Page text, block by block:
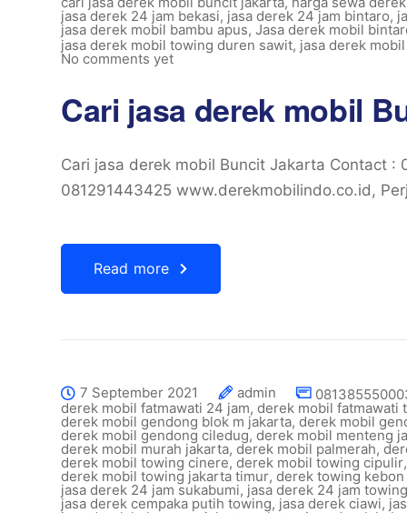
jasa derek 24 jam bekasi, jasa derek 24 jam bintaro,
jasa derek mobil bambu apus, Jasa derek mobil
jasa derek mobil towing duren sawit, jasa derek
No comments yet
Cari jasa derek mobil
Cari jasa derek mobil Buncit Jakarta Contact :
081291443425 www.derekmobilindo.co.id,
Read more
7 September 2021 admin
derek mobil fatmawati 24 jam, derek mobil fatmawati
derek mobil gendong blok m jakarta, derek mobil
derek mobil gendong ciledug, derek mobil menteng
derek mobil murah jakarta, derek mobil palmerah,
derek mobil towing cinere, derek mobil towing cipulir
derek mobil towing jakarta timur, derek towing
jasa derek 24 jam sukabumi, jasa derek 24 jam
jasa derek cempaka putih towing, jasa derek ciawi,